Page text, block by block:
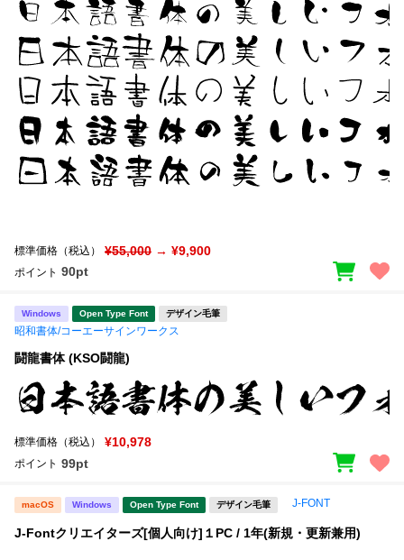
標準価格（税込） ¥55,000 → ¥9,900
ポイント 90pt
Windows Open Type Font デザイン毛筆
昭和書体/コーエーサインワークス
闘龍書体 (KSO闘龍)
標準価格（税込） ¥10,978
ポイント 99pt
macOS Windows Open Type Font デザイン毛筆 J-FONT
J-Fontクリエイターズ[個人向け]１PC / 1年(新規・更新兼用)